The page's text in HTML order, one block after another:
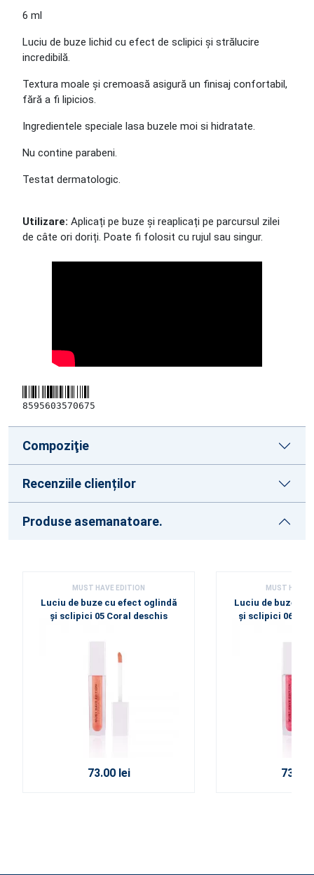
6 ml
Luciu de buze lichid cu efect de sclipici și strălucire
incredibilă.
Textura moale și cremoasă asigură un finisaj confortabil,
fără a fi lipicios.
Ingredientele speciale lasa buzele moi si hidratate.
Nu contine parabeni.
Testat dermatologic.
Utilizare: Aplicați pe buze și reaplicați pe parcursul zilei
de câte ori doriți. Poate fi folosit cu rujul sau singur.
8595603570675
Compoziţie
Recenziile clienților
Produse asemanatoare.
MUST HAVE EDITION
Luciu de buze cu efect oglindă
și sclipici 05 Coral deschis
73.00 lei
MUST HAVE
Luciu de buze cu
și sclipici 06
73.00